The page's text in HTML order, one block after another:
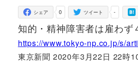
0
シェア -
ツイート
知的・精神障害者は雇わ
https://www.tokyo-np.co.jp/s/
東京新聞 2020年3月22日 22時